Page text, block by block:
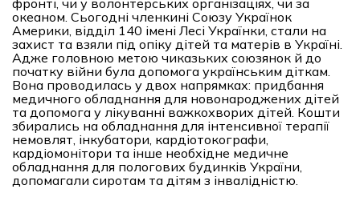
океаном. Сьогодні членкині Союзу Українок
Америки, відділ 140 імені Лесі Українки, стали на
захист та взяли під опіку дітей та матерів в Україні.
Адже головною метою чиказьких союзянок й до
початку війни була допомога українським діткам.
Вона проводилась у двох напрямках: придбання
медичного обладнання для новонароджених дітей
та допомога у лікуванні важкохворих дітей. Кошти
збирались на обладнання для інтенсивної терапії
немовлят, інкубатори, кардіотокографи,
кардіомонітори та інше необхідне медичне
обладнання для пологових будинків України,
допомагали сиротам та дітям з інвалідністю.